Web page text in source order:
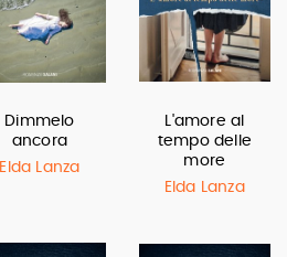
Dimmelo
ancora
Elda Lanza
L'amore al
tempo delle
more
Elda Lanza